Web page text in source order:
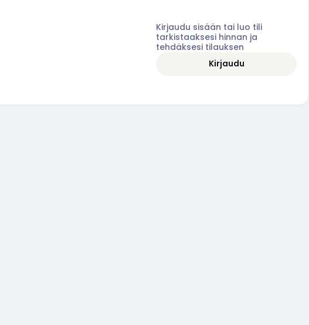
Kirjaudu sisään tai luo tili
tarkistaaksesi hinnan ja
tehdäksesi tilauksen
Kirjaudu